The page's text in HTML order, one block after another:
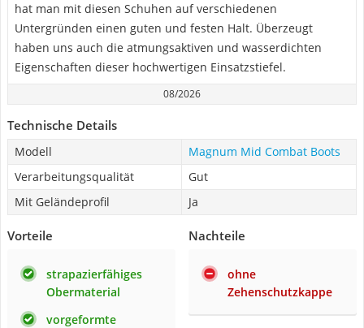
hat man mit diesen Schuhen auf verschiedenen
Untergründen einen guten und festen Halt. Überzeugt
haben uns auch die atmungsaktiven und wasserdichten
Eigenschaften dieser hochwertigen Einsatzstiefel.
08/2026
Technische Details
Modell
Magnum Mid Combat Boots
Verarbeitungsqualität
Gut
Mit Geländeprofil
Ja
Vorteile
strapazierfähiges
Obermaterial
vorgeformte
Nachteile
ohne
Zehenschutzkappe